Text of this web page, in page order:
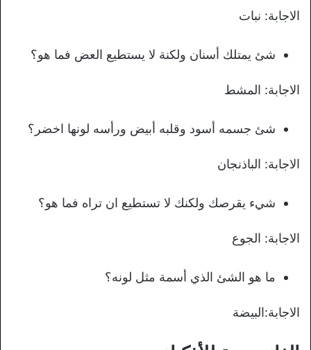
الاجابة: نبات
شئ يمتلك أسنان ولكنة لا يستطيع العض فما هو؟
الاجابة: المشط
شئ جسمه أسود وقلبه أبيض ورأسه لونها اخضر؟
الاجابة: الباذنجان
شيء يقرصك ولكنك لا تستطيع ان تراه فما هو؟
الاجابة: الجوع
ما هو الشئ الذي أسمة مثل لونه؟
الاجابة:البيضة